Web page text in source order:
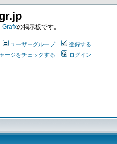
Grafxの掲示板です。
ユーザーグループ
登録する
ージをチェックする ログイン